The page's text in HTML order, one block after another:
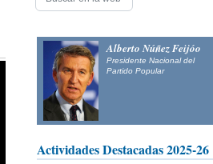
Alberto Núñez Feijóo
Presidente Nacional del
Partido Popular
Actividades Destacadas 2025-26